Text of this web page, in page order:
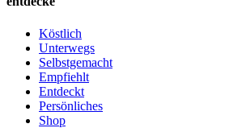
Köstlich
Unterwegs
Selbstgemacht
Empfiehlt
Entdeckt
Persönliches
Shop